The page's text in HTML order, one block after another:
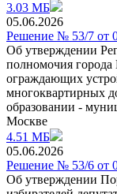
3.03 МБ
05.06.2026
Решение № 53/7 от
Об утверждении
полномочия
ограждающих
многоквартирных
образовании -
Москве
4.51 МБ
05.06.2026
Решение № 53/6 от
Об утверждении